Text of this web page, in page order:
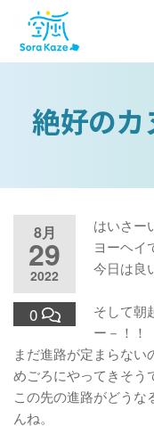
絶好の
8月
29
2022
0
はいさー
ヨーヘイ
今日は良
そして朝
ー－！！
まだ進路が定まらな
めごろにやってきそう
この先の進路がどう
んね。